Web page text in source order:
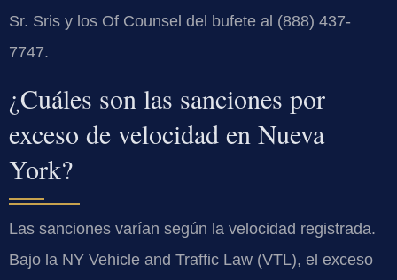
Sr. Sris y los Of Counsel del bufete al (888) 437-
7747.
¿Cuáles son las sanciones por
exceso de velocidad en Nueva
York?
Las sanciones varían según la velocidad registrada.
Bajo la NY Vehicle and Traffic Law (VTL), el exceso